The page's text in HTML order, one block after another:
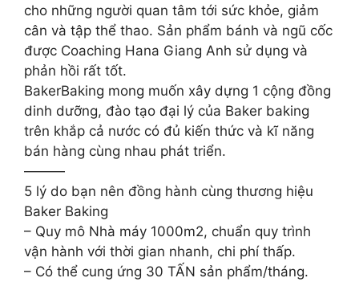
cho những người quan tâm tới sức khỏe, giảm
cân và tập thể thao. Sản phẩm bánh và ngũ cốc
được Coaching Hana Giang Anh sử dụng và
phản hồi rất tốt.
BakerBaking mong muốn xây dựng 1 cộng đồng
dinh dưỡng, đào tạo đại lý của Baker baking
trên khắp cả nước có đủ kiến thức và kĩ năng
bán hàng cùng nhau phát triển.
———
5 lý do bạn nên đồng hành cùng thương hiệu
Baker Baking
– Quy mô Nhà máy 1000m2, chuẩn quy trình
vận hành với thời gian nhanh, chi phí thấp.
– Có thể cung ứng 30 TẤN sản phẩm/tháng.